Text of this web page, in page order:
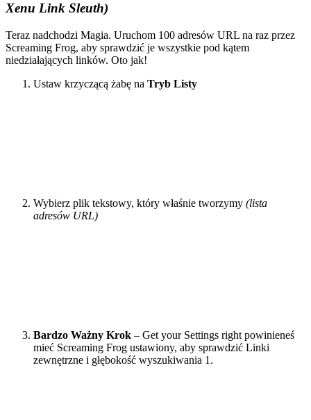
Xenu Link Sleuth)
Teraz nadchodzi Magia. Uruchom 100 adresów URL na raz przez
Screaming Frog, aby sprawdzić je wszystkie pod kątem
niedziałających linków. Oto jak!
Ustaw krzyczącą żabę na Tryb Listy
Wybierz plik tekstowy, który właśnie tworzymy (lista
adresów URL)
Bardzo Ważny Krok – Get your Settings right powinieneś
mieć Screaming Frog ustawiony, aby sprawdzić Linki
zewnętrzne i głębokość wyszukiwania 1.